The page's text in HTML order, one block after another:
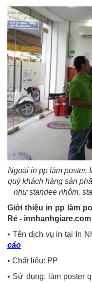
Ngoài in pp làm poster,
quý khách hàng sản
như standee nhôm,
Giới thiệu in pp làm
Rẻ - innhanhgiare.com
• Tên dịch vụ in tại In
cáo
• Chất liệu: PP
• Sử dụng: làm poster